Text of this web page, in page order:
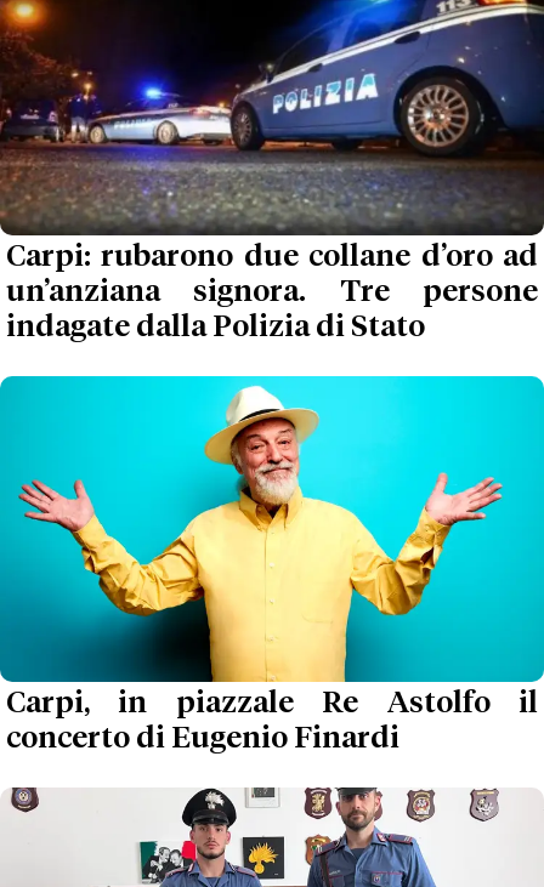
Carpi: rubarono due collane d’oro ad
un’anziana signora. Tre persone
indagate dalla Polizia di Stato
Carpi, in piazzale Re Astolfo il
concerto di Eugenio Finardi